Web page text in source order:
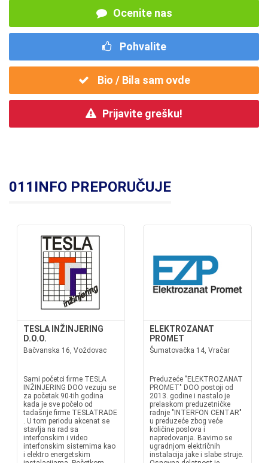
Ocenite nas
Pohvalite
Bio / Bila sam ovde
Prijavite grešku!
011INFO PREPORUČUJE
TESLA INŽINJERING
D.O.O.
Bačvanska 16, Voždovac
Sami početci firme TESLA
INŽINJERING DOO vezuju se
za početak 90-tih godina
kada je sve počelo od
tadašnje firme TESLATRADE
. U tom periodu akcenat se
stavlja na rad sa
interfonskim i video
interfonskim sistemima kao
i elektro energetskim
ELEKTROZANAT
PROMET
Šumatovačka 14, Vračar
Preduzeće "ELEKTROZANAT
PROMET" DOO postoji od
2013. godine i nastalo je
prelaskom preduzetničke
radnje "INTERFON CENTAR"
u preduzeće zbog veće
količine poslova i
napredovanja. Bavimo se
ugradnjom električnih
instalacija jake i slabe struje.